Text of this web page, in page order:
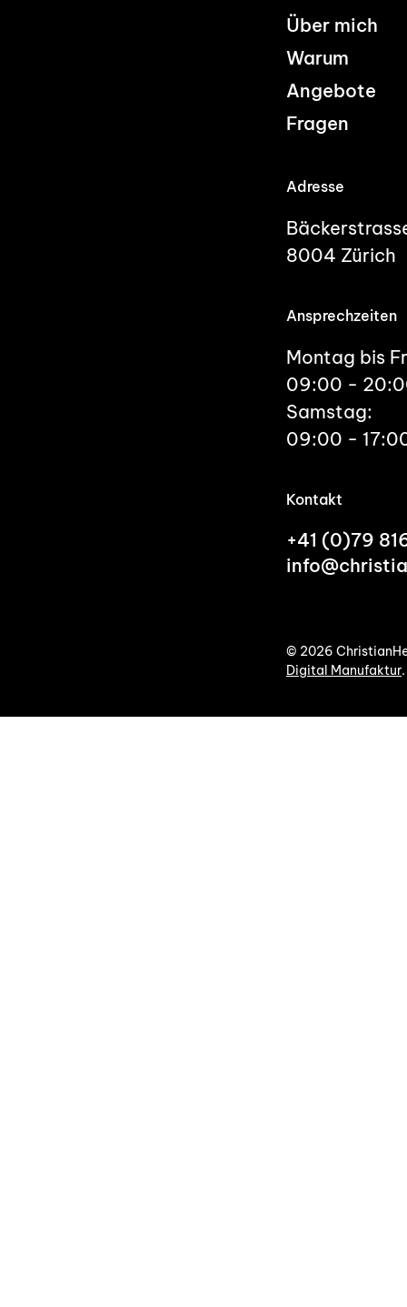
Über mich
Warum
Angebote
Fragen
Adresse
8004 Zürich
Ansprechzeiten
Montag bis
09:00 -
Samstag:
09:00 -
Kontakt
+41 (0)79
© 2026
Digital Manufaktur.